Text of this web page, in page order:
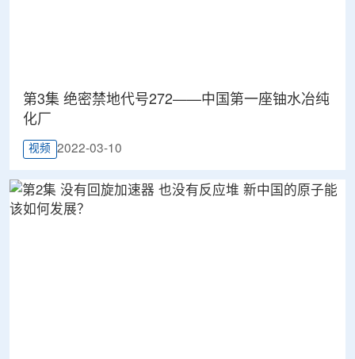
第3集 绝密禁地代号272——中国第一座铀水冶纯
化厂
视频 2022-03-10